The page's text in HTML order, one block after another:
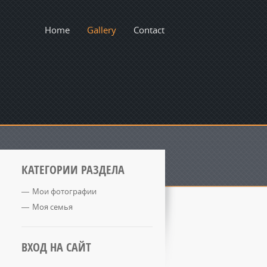
Home Gallery Contact
КАТЕГОРИИ РАЗДЕЛА
Мои фотографии
Моя семья
ВХОД НА САЙТ